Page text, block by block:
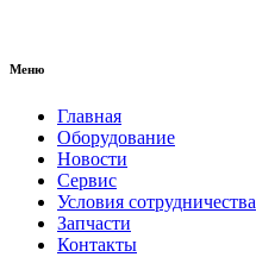
Меню
Главная
Оборудование
Новости
Сервис
Условия сотрудничества
Запчасти
Контакты